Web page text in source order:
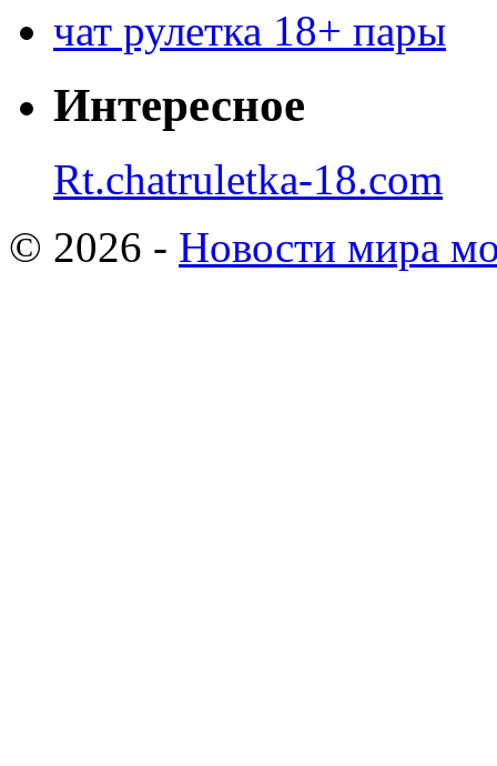
чат рулетка 18+ пары
Интересное
Rt.chatruletka-18.com
© 2026 - Новости мира